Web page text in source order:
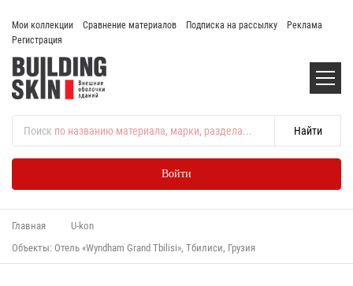
Мои коллекции Сравнение материалов Подписка на рассылку
Реклама
Регистрация
Поиск по названию материала, марки, раздела...
Войти
Главная
U-kon
Объекты: Отель «Wyndham Grand Tbilisi», Тбилиси, Грузия